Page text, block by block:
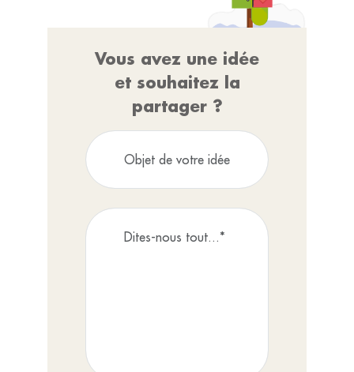
Vous avez une idée
et souhaitez la
partager ?